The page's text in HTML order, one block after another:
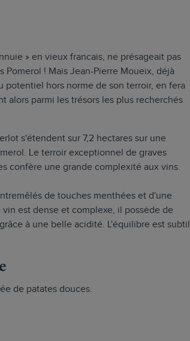
» en vieux francais, ne présageait pas
Pomerol ! Mais Jean-Pierre Moueix, déjà
potentiel hors norme de son terroir, en fera
alors parmi les trésors les plus recherchés
s'étendent sur 7,2 hectares sur une
Le terroir exceptionnel de graves
confère une grande complexité aux vins.
de touches menthées et d'une
est dense et complexe, il possède de
à une belle acidité. L'équilibre est subtil
de patates douces.